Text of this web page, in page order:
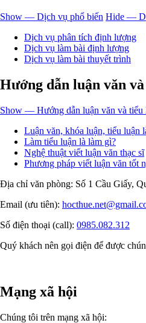
Show — Dịch vụ phổ biến Hide —
Dịch vụ phân tích định lượng
Dịch vụ làm bài định lượng
Dịch vụ làm bài thuyết trình
Hướng dẫn luận văn
Show — Hướng dẫn luận văn và tiểu
Luận văn, khóa luận, tiểu luận
Làm tiểu luận là làm gì?
Nghệ thuật viết luận văn thạc sĩ
Phương pháp viết luận văn tốt
Địa chỉ văn phòng: Số 1 Cầu Giấy,
Email (ưu tiên):
Số điện thoại (call): 0985.082.312
Quý khách nên gọi điện để được
Mạng xã hội
Chúng tôi trên mạng xã hội: